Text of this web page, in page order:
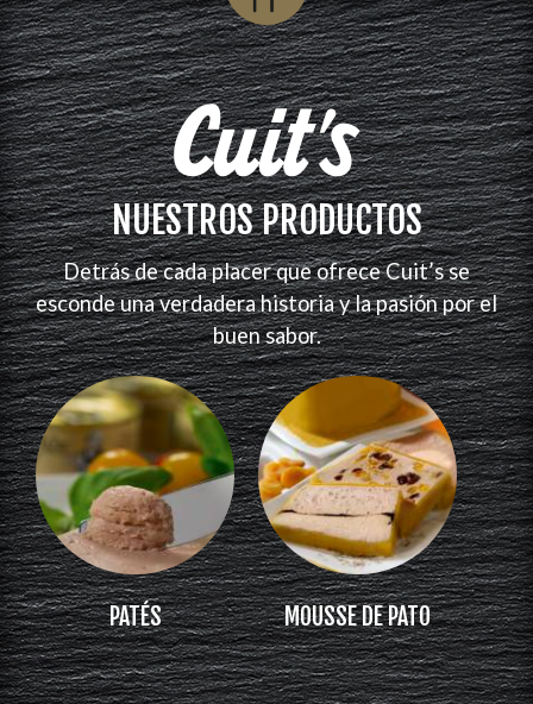
NUESTROS PRODUCTOS
Detrás de cada placer que ofrece Cuit’s se
esconde una verdadera historia y la pasión por el
buen sabor.
PATÉS MOUSSE DE PATO